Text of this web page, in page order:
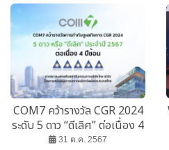
COM7 คว้ารางวัล CGR 2024
ระดับ 5 ดาว “ดีเลิศ” ต่อเนื่อง 4
ปีซ้อน
31 ต.ค. 2567